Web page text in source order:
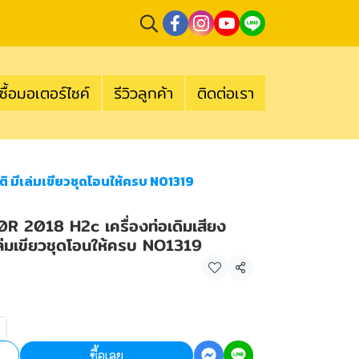
อมอเตอร์ไซค์ รีวิวลูกค้า ติดต่อเรา
เล่มเขียวชุดโอนให้ครบ NO1319
2018 H2c เครื่องท่อเดิมเสียง
เขียวชุดโอนให้ครบ NO1319
แชร์
ซื้อเลย